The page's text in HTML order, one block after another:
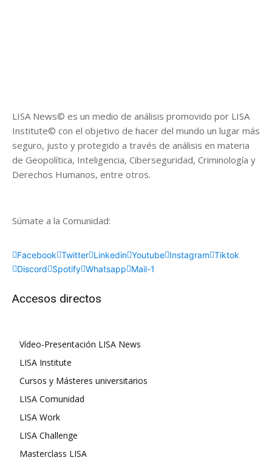
LISA News© es un medio de análisis promovido por LISA
Institute© con el objetivo de hacer del mundo un lugar más
seguro, justo y protegido a través de análisis en materia
de Geopolítica, Inteligencia, Ciberseguridad, Criminología y
Derechos Humanos, entre otros.
Súmate a la Comunidad:
Facebook Twitter Linkedin Youtube Instagram Tiktok
Discord Spotify Whatsapp Mail-1
Accesos directos
Vídeo-Presentación LISA News
LISA Institute
Cursos y Másteres universitarios
LISA Comunidad
LISA Work
LISA Challenge
Masterclass LISA